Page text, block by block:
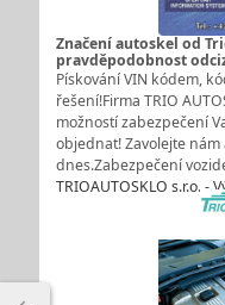
Značení autoskel od
pravděpodobnost
Pískování VIN kódem,
řešení!Firma TRIO
možností zabezpečení
objednat! Zavolejte
dnes.Zabezpečení
TRIOAUTOSKLO s.r.o. -